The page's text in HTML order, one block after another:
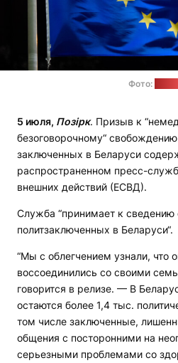
Фото:
5 июля, Позірк. Призыв к
безоговорочному“
заключенных в Беларуси
распространенном пресс-
внешних действий (ЕСВД).
Служба “принимает к
политзаключенных в Беларуси“.
“Мы с облегчением узнали, что
воссоединились со своими
говорится в релизе. — В
остаются более 1,4 тыс.
том числе заключенные,
общения с посторонними на
серьезными проблемами со